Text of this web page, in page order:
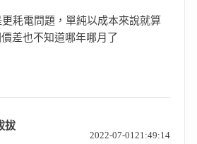
耗電問題，單純以成本來說就算
差也不知道哪年哪月了
拔
2022-07-0121:49:14